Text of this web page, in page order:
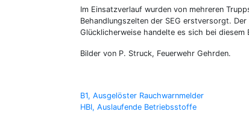
Im Einsatzverlauf wurden von mehreren
Behandlungszelten der SEG erstversorgt.
Glücklicherweise handelte es sich bei
Bilder von P. Struck, Feuerwehr Gehrden.
Beitragsnavigation
B1, Ausgelöster Rauchwarnmelder
HBI, Auslaufende Betriebsstoffe